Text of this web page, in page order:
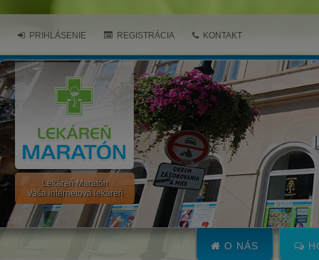
Lekáreň Maratón
Vaša internetová lekáreň
PRIHLÁSENIE REGISTRÁCIA KONTAKT
O NÁS